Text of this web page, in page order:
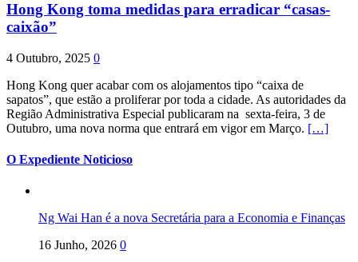
Hong Kong toma medidas para erradicar “casas-
caixão”
4 Outubro, 2025 0
Hong Kong quer acabar com os alojamentos tipo “caixa de
sapatos”, que estão a proliferar por toda a cidade. As autoridades da
Região Administrativa Especial publicaram na sexta-feira, 3 de
Outubro, uma nova norma que entrará em vigor em Março. […]
O Expediente Noticioso
Ng Wai Han é a nova Secretária para a Economia e Finanças
16 Junho, 2026 0